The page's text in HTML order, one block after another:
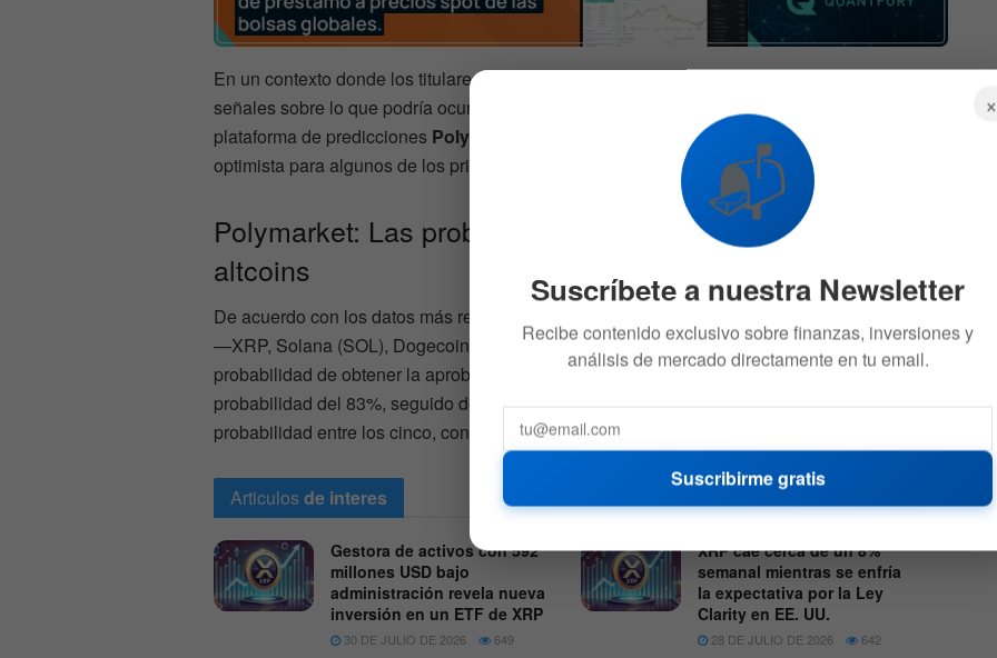
En un contexto donde los titulares sobre ETFs aparecen casi a diario, los inversores buscan
señales sobre lo que podría ocurrir próximamente. Es aquí donde cobra relevancia la
plataforma de predicciones Polymarket
, cuyas probabilidades proyectan un escenario
optimista para algunos de los principales nombres del ecosistema cripto.
Polymarket: Las probabilidades juegan a favor de los
altcoins
De acuerdo con los datos más recientes de Polymarket, cinco de las seis altcoins principales
—XRP, Solana (SOL), Dogecoin, Cardano y Litecoin (LTC)— cuentan con más de un 68% de
probabilidad de obtener la aprobación de un ETF al contado en 2025. XRP lidera con una
probabilidad del 83%, seguido de cerca por Solana, mientras que Dogecoin registra la menor
probabilidad entre los cinco, con un 68%.
Articulosde interes
Gestora de activos con 592
millones USD bajo
administración revela nueva
inversión en un ETF de XRP
30 DE JULIO DE 2026 649
XRP cae cerca de un 8%
semanal mientras se enfría
la expectativa por la Ley
Clarity en EE. UU.
28 DE JULIO DE 2026 642
×
📬
Suscríbete a nuestra Newsletter
Recibe contenido exclusivo sobre finanzas, inversiones y
análisis de mercado directamente en tu email.
Suscribirme gratis